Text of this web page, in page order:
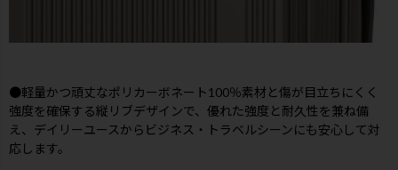
●軽量かつ頑丈なポリカーボネート100％素材と傷が目立ちにくく
強度を確保する縦リブデザインで、優れた強度と耐久性を兼ね備
え、デイリーユースからビジネス・トラベルシーンにも安心して対
応します。